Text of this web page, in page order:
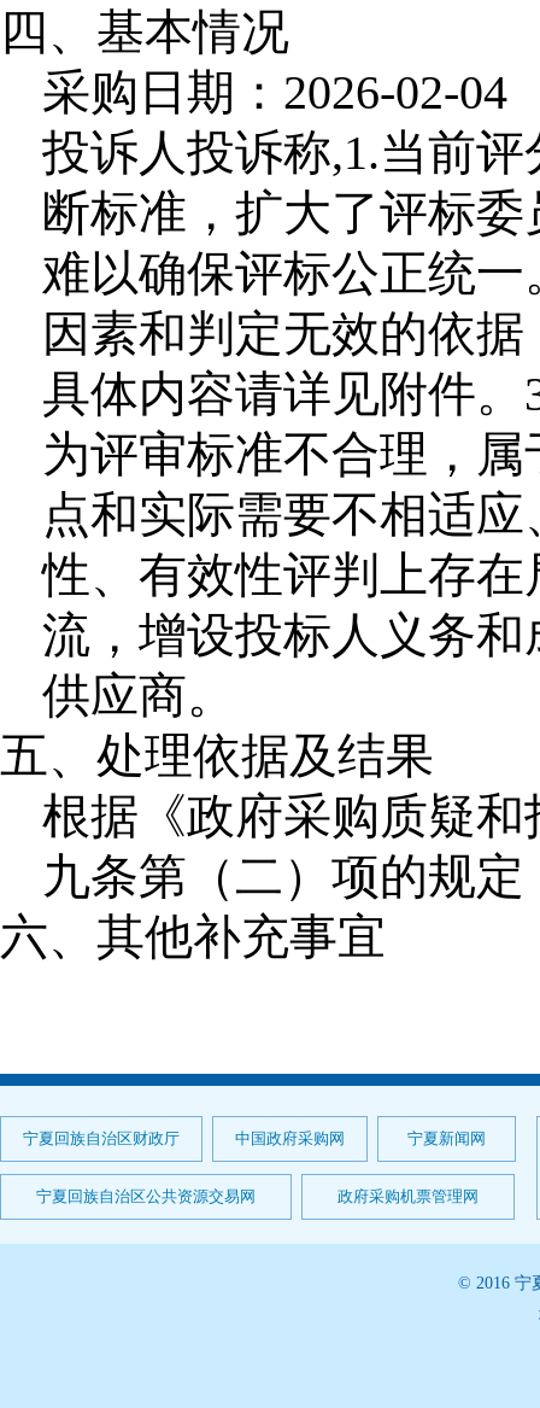
四、基本情况
采购日期：2026-02-04
投诉人投诉称,1.当前
断标准，扩大了评标
难以确保评标公正统
因素和判定无效的依
具体内容请详见附件
为评审标准不合理，
点和实际需要不相适
性、有效性评判上存
流，增设投标人义务
供应商。
五、处理依据及结果
根据《政府采购质疑
九条第（二）项的规
六、其他补充事宜
宁夏回族自治区财政厅 中国政府采购网 宁夏新闻网
宁夏回族自治区公共资源交易网 政府采购机票管理网
© 2016 宁